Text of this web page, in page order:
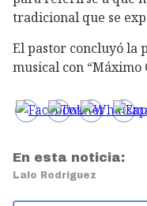
tradicional que se
El pastor concluyó la
musical con “Máximo
En esta noticia:
Lalo Rodríguez